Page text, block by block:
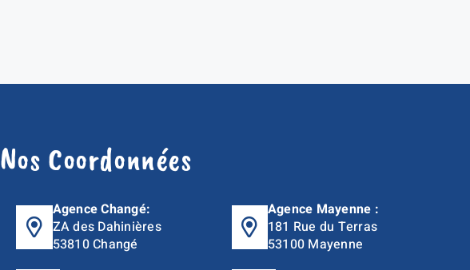
Nos Coordonnées
Agence Changé:
ZA des Dahinières
53810 Changé
Agence Mayenne :
181 Rue du Terras
53100 Mayenne